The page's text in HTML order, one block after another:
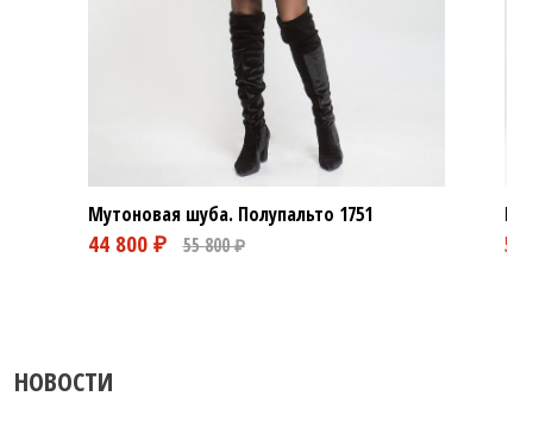
₽
Мутоновая шуба. Полупальто 1751
НОВОСТИ